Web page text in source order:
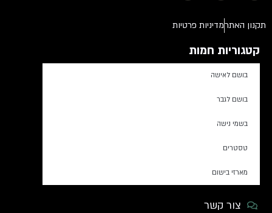
תקנון האתרמדיניות פרטיות
קטגוריות חמות
בושם לאישה
בושם לגבר
בשמי נישה
טסטרים
מארזי בישום
צור קשר